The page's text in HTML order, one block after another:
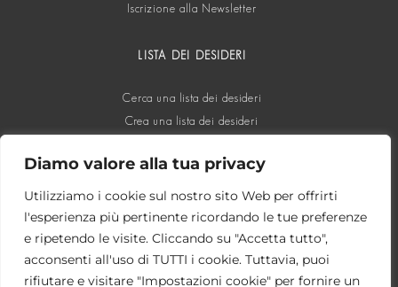
Diamo valore alla tua privacy
Utilizziamo i cookie sul nostro sito Web per offrirti
l'esperienza più pertinente ricordando le tue preferenze
e ripetendo le visite. Cliccando su "Accetta tutto",
acconsenti all'uso di TUTTI i cookie. Tuttavia, puoi
rifiutare e visitare "Impostazioni cookie" per fornire un
Iscrizione alla Newsletter
LISTA DEI DESIDERI
Cerca una lista dei desideri
Crea una lista dei desideri
SOCIAL